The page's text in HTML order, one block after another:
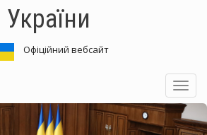
України
Офіційний вебсайт
Toggle